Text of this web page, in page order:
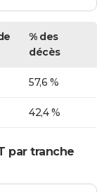
% des
décès
57,6 %
42,4 %
par tranche